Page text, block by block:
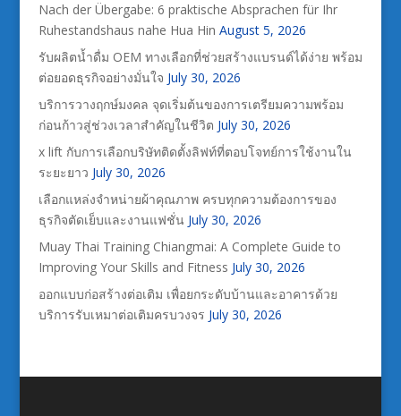
Nach der Übergabe: 6 praktische Absprachen für Ihr
Ruhestandshaus nahe Hua Hin August 5, 2026
รับผลิตน้ำดื่ม OEM ทางเลือกที่ช่วยสร้างแบรนด์ได้ง่าย พร้อม
ต่อยอดธุรกิจอย่างมั่นใจ July 30, 2026
บริการวางฤกษ์มงคล จุดเริ่มต้นของการเตรียมความพร้อม
ก่อนก้าวสู่ช่วงเวลาสำคัญในชีวิต July 30, 2026
x lift กับการเลือกบริษัทติดตั้งลิฟท์ที่ตอบโจทย์การใช้งานใน
ระยะยาว July 30, 2026
เลือกแหล่งจำหน่ายผ้าคุณภาพ ครบทุกความต้องการของ
ธุรกิจตัดเย็บและงานแฟชั่น July 30, 2026
Muay Thai Training Chiangmai: A Complete Guide to
Improving Your Skills and Fitness July 30, 2026
ออกแบบก่อสร้างต่อเติม เพื่อยกระดับบ้านและอาคารด้วย
บริการรับเหมาต่อเติมครบวงจร July 30, 2026